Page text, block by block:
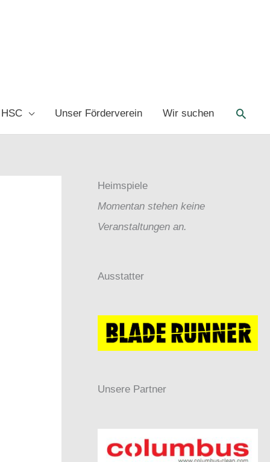
Unser Förderverein Wir suchen
Heimspiele
Momentan stehen keine
Veranstaltungen an.
Ausstatter
Unsere Partner